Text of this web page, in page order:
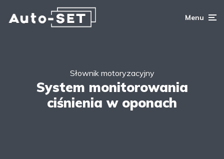
Menu
Słownik motoryzacyjny
System monitorowania
ciśnienia w oponach